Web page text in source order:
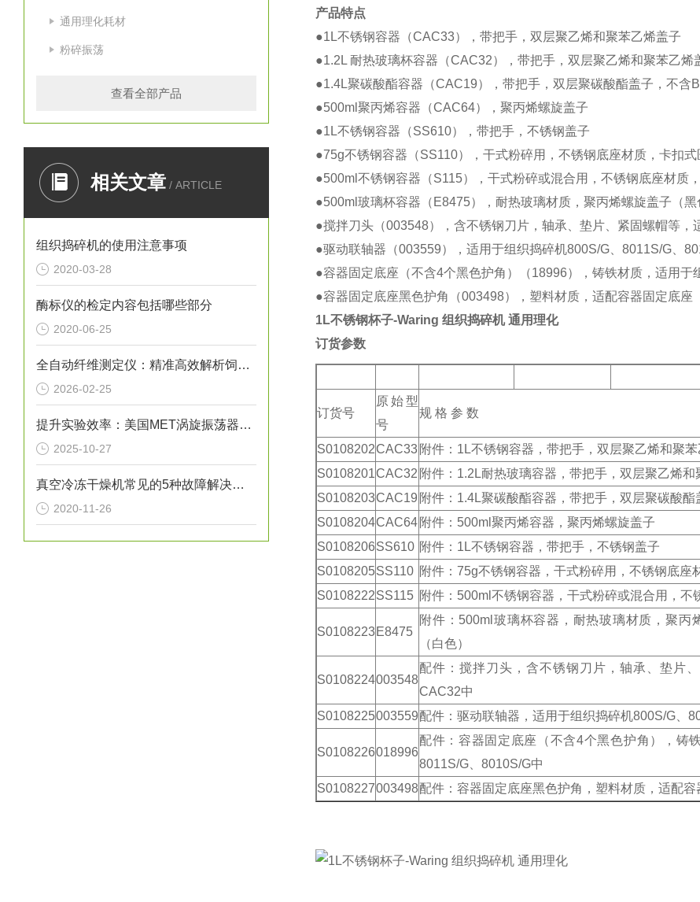
通用理化耗材
粉碎振荡
查看全部产品
相关文章 / ARTICLE
组织捣碎机的使用注意事项
2020-03-28
酶标仪的检定内容包括哪些部分
2020-06-25
全自动纤维测定仪：精准高效解析饲料与食品中纤维含量的智能工具
2026-02-25
提升实验效率：美国MET涡旋振荡器的性能优化
2025-10-27
真空冷冻干燥机常见的5种故障解决方法
2020-11-26
产品特点
●1L不锈钢容器（CAC33），带把手，双层聚乙烯和聚苯乙烯盖子
●1.2L 耐热玻璃杯容器（CAC32），带把手，双层聚乙烯和聚苯乙烯
●1.4L聚碳酸酯容器（CAC19），带把手，双层聚碳酸酯盖子，不含
●500ml聚丙烯容器（CAC64），聚丙烯螺旋盖子
●1L不锈钢容器（SS610），带把手，不锈钢盖子
●75g不锈钢容器（SS110），干式粉碎用，不锈钢底座材质，卡扣
●500ml不锈钢容器（S115），干式粉碎或混合用，不锈钢底座材质
●500ml玻璃杯容器（E8475），耐热玻璃材质，聚丙烯螺旋盖子（黑
●搅拌刀头（003548），含不锈钢刀片，轴承、垫片、紧固螺帽等，
●驱动联轴器（003559），适用于组织捣碎机800S/G、8011S/G、
●容器固定底座（不含4个黑色护角）（18996），铸铁材质，适用于
●容器固定底座黑色护角（003498），塑料材质，适配容器固定底座
1L不锈钢杯子-Waring 组织捣碎机 通用理化
订货参数
订货号
原始型
号
规 格 参 数
S0108202CAC33 附件：1L不锈钢容器，带把手，双层聚乙烯和聚
S0108201CAC32 附件：1.2L耐热玻璃容器，带把手，双层聚乙烯和
S0108203CAC19 附件：1.4L聚碳酸酯容器，带把手，双层聚碳酸酯
S0108204CAC64 附件：500ml聚丙烯容器，聚丙烯螺旋盖子
S0108206SS610 附件：1L不锈钢容器，带把手，不锈钢盖子
S0108205SS110 附件：75g不锈钢容器，干式粉碎用，不锈钢底座
S0108222SS115 附件：500ml不锈钢容器，干式粉碎或混合用，不
S0108223E8475
附件：500ml玻璃杯容器，耐热玻璃材质，聚丙
（白色）
S0108224003548
配件：搅拌刀头，含不锈钢刀片，轴承、垫片
CAC32中
S0108225003559配件：驱动联轴器，适用于组织捣碎机800S/G、
S0108226018996
配件：容器固定底座（不含4个黑色护角），铸
8011S/G、8010S/G中
S0108227003498配件：容器固定底座黑色护角，塑料材质，适配